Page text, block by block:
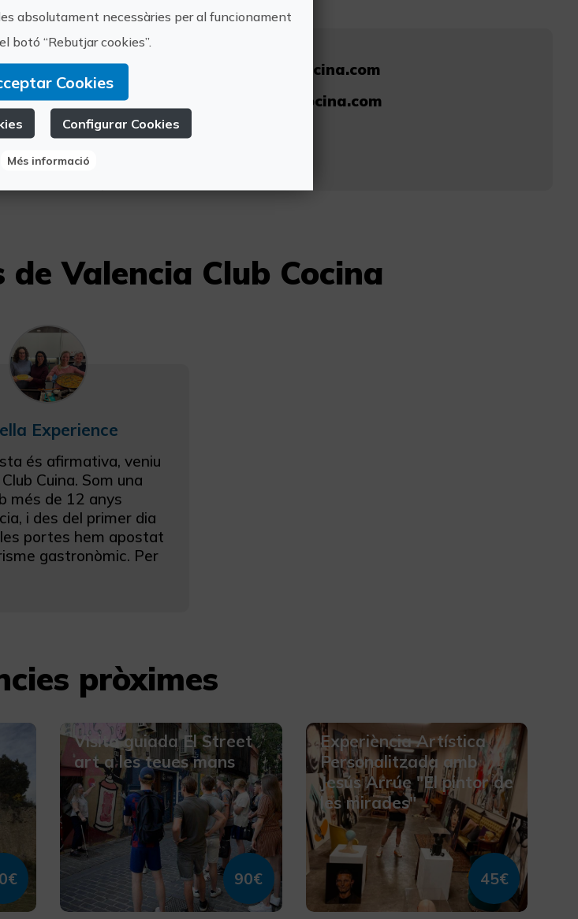
www.valenciaclubcocina.com
info@valenciaclubcocina.com
601168399
Valencia Club Cocina
Experience
és afirmativa, veniu
Cuina. Som una
més de 12 anys
i des del primer dia
portes hem apostat
gastronòmic. Per
pròximes
Visita guiada El Street
art a les teues mans
90€
Experiència Artística
Personalitzada amb
Jesús Arrúe "El pintor de
les mirades"
45€
absolutament necessàries per al funcionament
botó “Rebutjar cookies”.
Cookies
Configurar Cookies
Més informació